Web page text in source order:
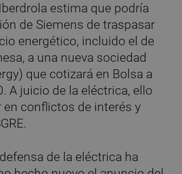
estima que podría
de Siemens de traspasar
energético, incluido el de
a una nueva sociedad
que cotizará en Bolsa a
A juicio de la eléctrica, ello
en conflictos de interés y
de la eléctrica ha